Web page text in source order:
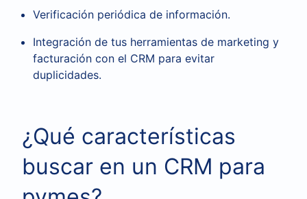
Verificación periódica de información.
Integración de tus herramientas de marketing y
facturación con el CRM para evitar
duplicidades.
¿Qué características
buscar en un CRM para